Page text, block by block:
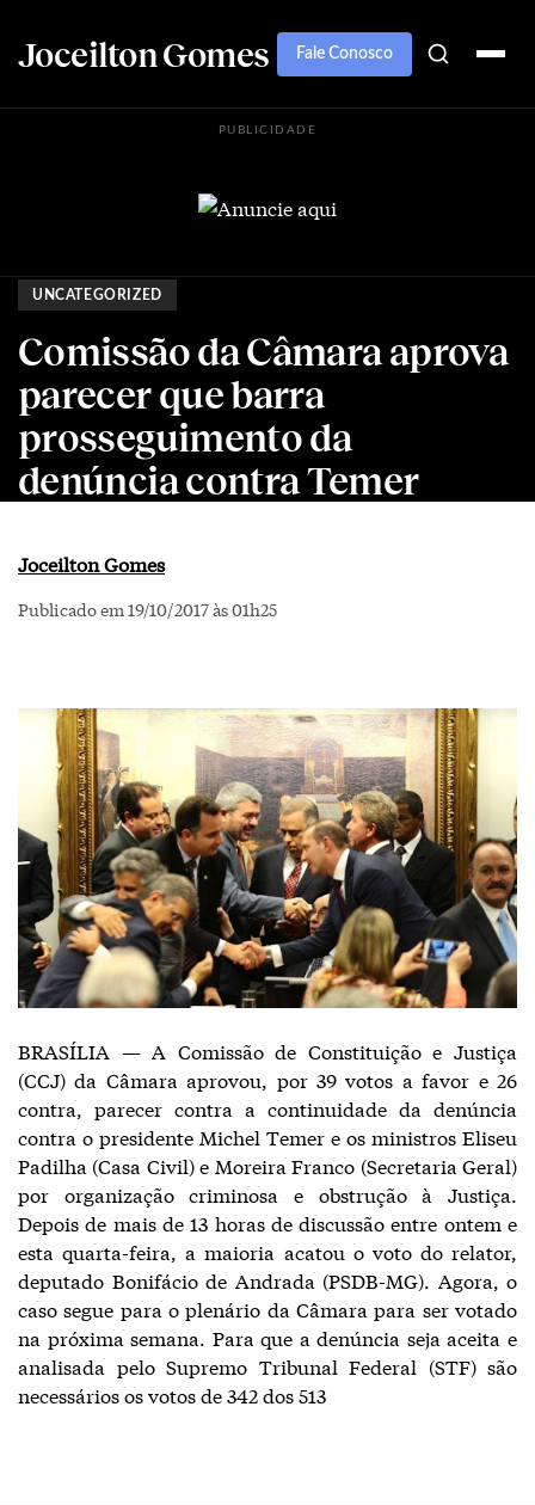
Joceilton Gomes Fale Conosco
PUBLICIDADE
UNCATEGORIZED
Comissão da Câmara aprova
parecer que barra
prosseguimento da
denúncia contra Temer
Joceilton Gomes
Publicado em 19/10/2017 às 01h25
BRASÍLIA — A Comissão de Constituição e Justiça
(CCJ) da Câmara aprovou, por 39 votos a favor e 26
contra, parecer contra a continuidade da denúncia
contra o presidente Michel Temer e os ministros Eliseu
Padilha (Casa Civil) e Moreira Franco (Secretaria Geral)
por organização criminosa e obstrução à Justiça.
Depois de mais de 13 horas de discussão entre ontem e
esta quarta-feira, a maioria acatou o voto do relator,
deputado Bonifácio de Andrada (PSDB-MG). Agora, o
caso segue para o plenário da Câmara para ser votado
na próxima semana. Para que a denúncia seja aceita e
analisada pelo Supremo Tribunal Federal (STF) são
necessários os votos de 342 dos 513